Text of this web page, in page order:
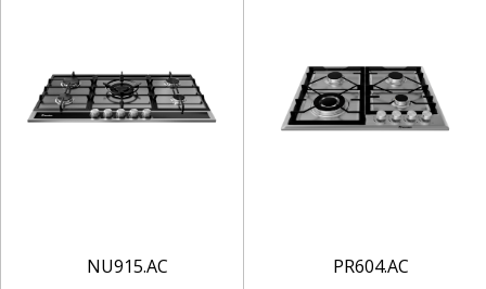
NU915.AC PR604.AC